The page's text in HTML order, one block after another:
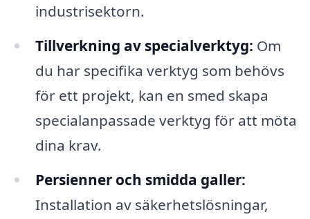
industrisektorn.
Tillverkning av specialverktyg: Om
du har specifika verktyg som behövs
för ett projekt, kan en smed skapa
specialanpassade verktyg för att möta
dina krav.
Persienner och smidda galler:
Installation av säkerhetslösningar,